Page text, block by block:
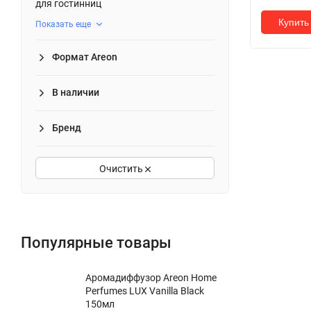
для гостинниц
Показать еще
Формат Areon
В наличии
Бренд
Очистить
Популярные товары
Аромадиффузор Areon Home
Perfumes LUX Vanilla Black
150мл